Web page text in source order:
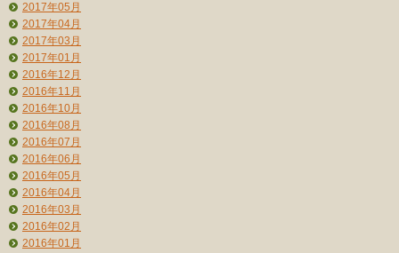
2017年05月
2017年04月
2017年03月
2017年01月
2016年12月
2016年11月
2016年10月
2016年08月
2016年07月
2016年06月
2016年05月
2016年04月
2016年03月
2016年02月
2016年01月